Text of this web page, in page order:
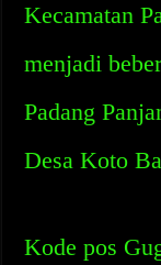
Kecamatan
menjadi
Padang
Desa Koto
Kode pos